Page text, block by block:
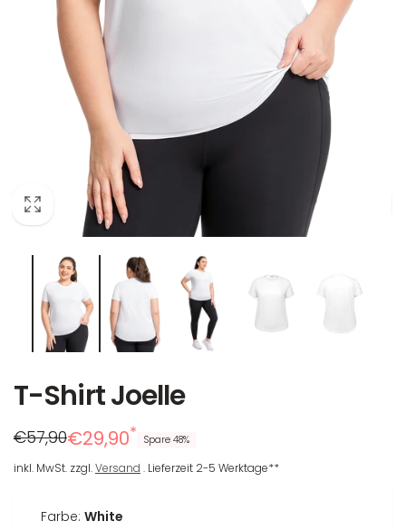
T-Shirt Joelle
Regulärer
Preis
€57,90
Reduzierter
Preis
€29,90* Spare 48%
inkl. MwSt. zzgl.Versand . Lieferzeit 2-5 Werktage**
Farbe: White